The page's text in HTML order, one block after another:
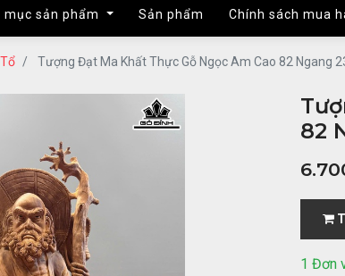
mục sản phẩm Sản phẩm Chính sách mua
mục sản phẩm Sản phẩm Chính sách mua
Tượng Đạt Ma Khất Thực Gỗ Ngọc Am Cao 82 Ngang
82
1 Đơn